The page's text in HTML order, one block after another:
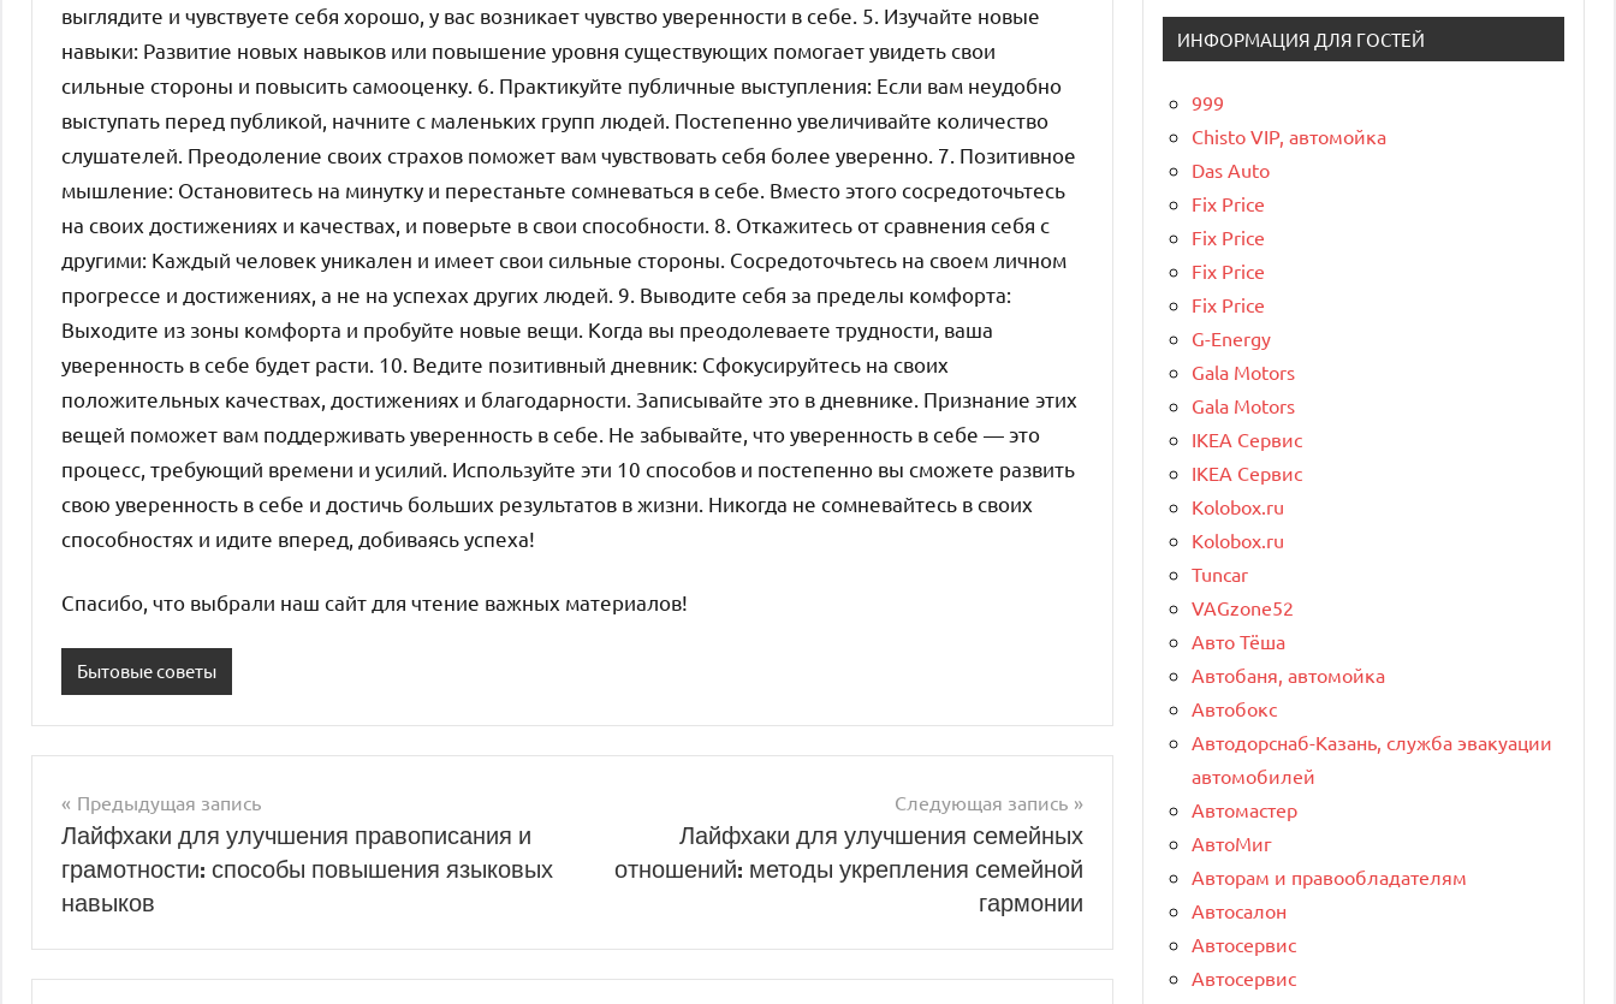
выглядите и чувствуете себя хорошо, у вас возникает чувство уверенности в себе. 5. Изучайте новые
навыки: Развитие новых навыков или повышение уровня существующих помогает увидеть свои
сильные стороны и повысить самооценку. 6. Практикуйте публичные выступления: Если вам неудобно
выступать перед публикой, начните с маленьких групп людей. Постепенно увеличивайте количество
слушателей. Преодоление своих страхов поможет вам чувствовать себя более уверенно. 7. Позитивное
мышление: Остановитесь на минутку и перестаньте сомневаться в себе. Вместо этого сосредоточьтесь
на своих достижениях и качествах, и поверьте в свои способности. 8. Откажитесь от сравнения себя с
другими: Каждый человек уникален и имеет свои сильные стороны. Сосредоточьтесь на своем личном
прогрессе и достижениях, а не на успехах других людей. 9. Выводите себя за пределы комфорта:
Выходите из зоны комфорта и пробуйте новые вещи. Когда вы преодолеваете трудности, ваша
уверенность в себе будет расти. 10. Ведите позитивный дневник: Сфокусируйтесь на своих
положительных качествах, достижениях и благодарности. Записывайте это в дневнике. Признание этих
вещей поможет вам поддерживать уверенность в себе. Не забывайте, что уверенность в себе — это
процесс, требующий времени и усилий. Используйте эти 10 способов и постепенно вы сможете развить
свою уверенность в себе и достичь больших результатов в жизни. Никогда не сомневайтесь в своих
способностях и идите вперед, добиваясь успеха!
Спасибо, что выбрали наш сайт для чтение важных материалов!
Бытовые советы
Навигация
по
записям
Предыдущая запись
Лайфхаки для улучшения правописания и
грамотности: способы повышения языковых
навыков
Следующая запись
Лайфхаки для улучшения семейных
отношений: методы укрепления семейной
гармонии
ИНФОРМАЦИЯ ДЛЯ ГОСТЕЙ
999
Chisto VIP, автомойка
Das Auto
Fix Price
Fix Price
Fix Price
Fix Price
G-Energy
Gala Motors
Gala Motors
IKEA Сервис
IKEA Сервис
Kolobox.ru
Kolobox.ru
Tuncar
VAGzone52
Авто Тёша
Автобаня, автомойка
Автобокс
Автодорснаб-Казань, служба эвакуации
автомобилей
Автомастер
АвтоМиг
Авторам и правообладателям
Автосалон
Автосервис
Автосервис